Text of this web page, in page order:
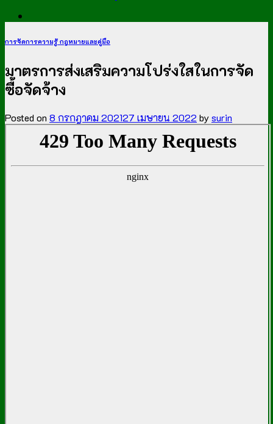
การจัดการความรู้ กฎหมายและคู่มือ
มาตรการส่งเสริมความโปร่งใสในการจัด
ซื้อจัดจ้าง​
Posted on 8 กรกฎาคม 202127 เมษายน 2022 bysurin